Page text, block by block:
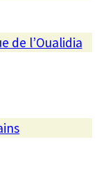
de l’Oualidia